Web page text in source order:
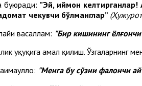
буюради: "Эй, иймон келтирганлар!
чекувчи бўлманглар”
васаллам: "Бир кишининг
ҳуқуқига амал қилиш. Ўзгаларнинг
"Менга бу сўзни фалончи